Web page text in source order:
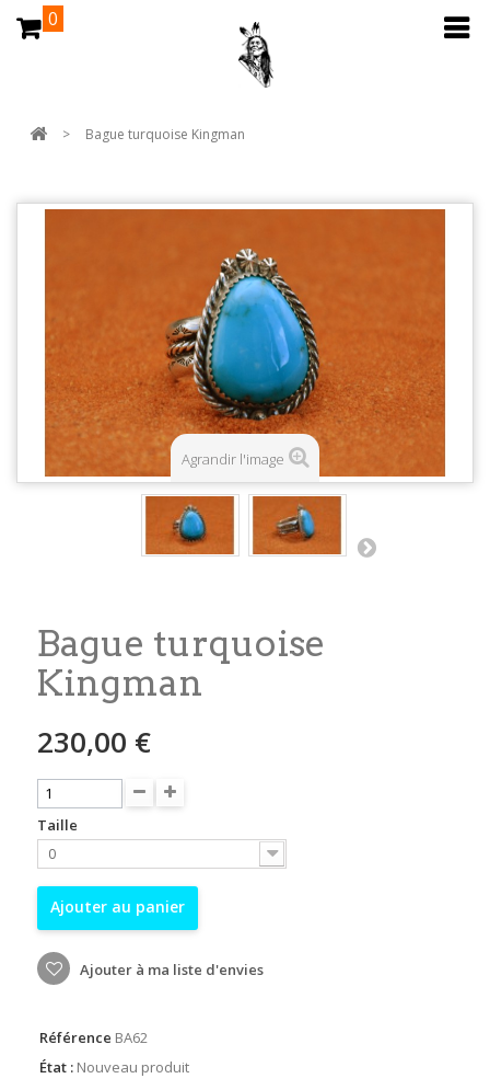
0
> Bague turquoise Kingman
Agrandir l'image
Bague turquoise
Kingman
230,00 €
Taille
0
Ajouter au panier
Ajouter à ma liste d'envies
Référence BA62
État : Nouveau produit